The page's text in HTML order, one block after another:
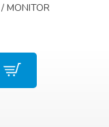
MONITOR